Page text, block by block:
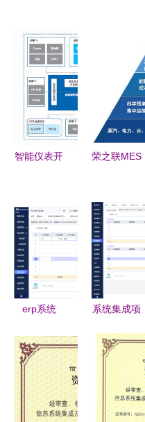
智能仪表开
集成服务的
技术融合与
实践
荣之联MES
的“最强大
脑”
erp系统
划
系统集成项